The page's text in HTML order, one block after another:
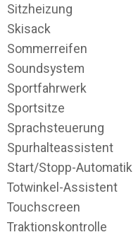
Sitzheizung
Skisack
Sommerreifen
Soundsystem
Sportfahrwerk
Sportsitze
Sprachsteuerung
Spurhalteassistent
Start/Stopp-Automatik
Totwinkel-Assistent
Touchscreen
Traktionskontrolle